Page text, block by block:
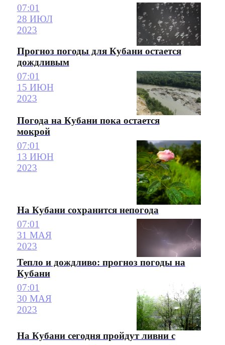
07:01
28 ИЮЛ
2023
Прогноз погоды для Кубани остается
дождливым
07:01
15 ИЮН
2023
Погода на Кубани пока остается
мокрой
07:01
13 ИЮН
2023
На Кубани сохранится непогода
07:01
31 МАЯ
2023
Тепло и дождливо: прогноз погоды на
Кубани
07:01
30 МАЯ
2023
На Кубани сегодня пройдут ливни с